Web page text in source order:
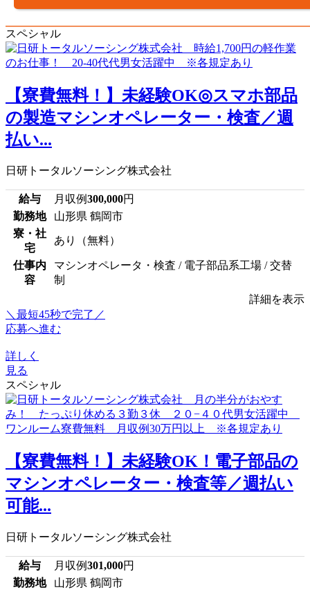
スペシャル
【寮費無料！】未経験OK◎スマホ部品
の製造マシンオペレーター・検査／週
払い...
日研トータルソーシング株式会社
給与 月収例300,000円
勤務地
山形県 鶴岡市
寮・社
宅
あり（無料）
仕事内
容
マシンオペレータ・検査 / 電子部品系工場 / 交替
制
詳細を表示
＼最短45秒で完了／
応募へ進む
詳しく
見る
スペシャル
【寮費無料！】未経験OK！電子部品の
マシンオペレーター・検査等／週払い
可能...
日研トータルソーシング株式会社
給与 月収例301,000円
勤務地
山形県 鶴岡市